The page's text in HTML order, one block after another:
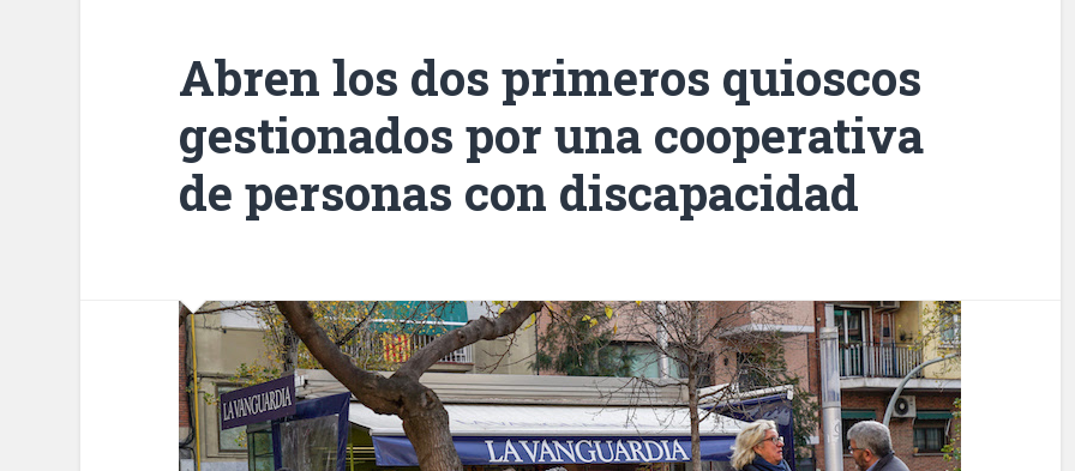
Abren los dos primeros quioscos
gestionados por una cooperativa
de personas con discapacidad